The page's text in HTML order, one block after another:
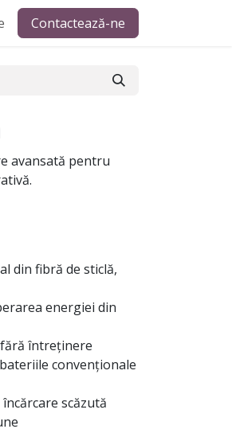
Contactează-ne
avansată pentru
din fibră de sticlă,
energiei din
întreținere
convenționale
scăzută